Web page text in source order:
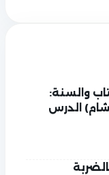
والسنة:
الدرس